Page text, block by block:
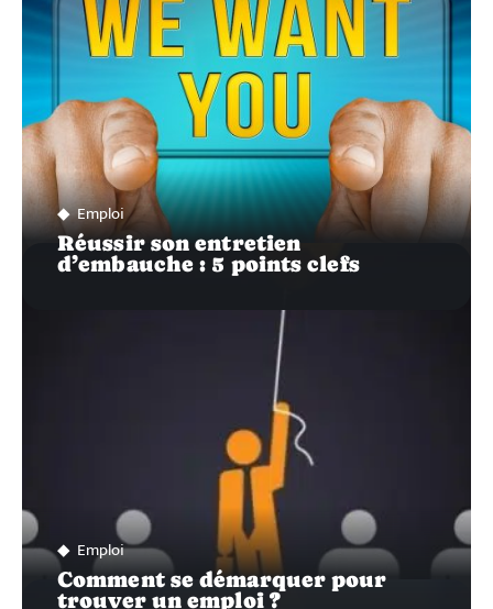
Emploi
Réussir son entretien
d’embauche : 5 points clefs
Emploi
Comment se démarquer pour
trouver un emploi ?